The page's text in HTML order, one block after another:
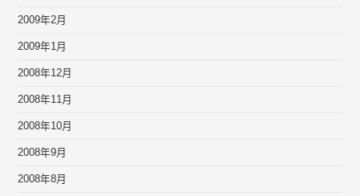
2009年2月
2009年1月
2008年12月
2008年11月
2008年10月
2008年9月
2008年8月